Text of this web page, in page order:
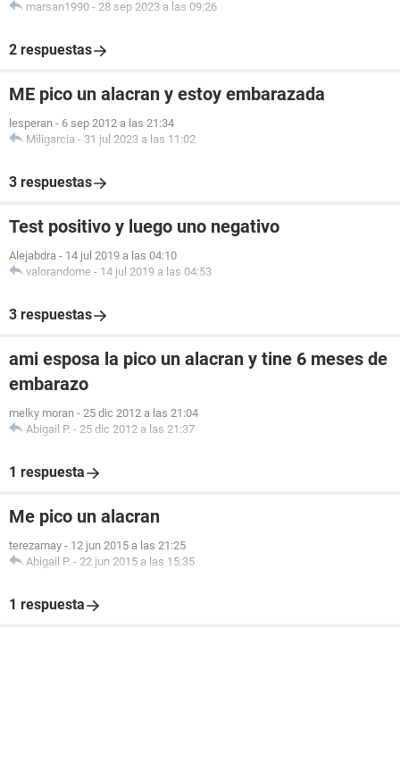
marsan1990 - 28 sep 2023 a las 09:26
2 respuestas
ME pico un alacran y estoy embarazada
lesperan - 6 sep 2012 a las 21:34
Miligarcia - 31 jul 2023 a las 11:02
3 respuestas
Test positivo y luego uno negativo
Alejabdra - 14 jul 2019 a las 04:10
valorandome - 14 jul 2019 a las 04:53
3 respuestas
ami esposa la pico un alacran y tine 6 meses de
embarazo
melky moran - 25 dic 2012 a las 21:04
Abigail P. - 25 dic 2012 a las 21:37
1 respuesta
Me pico un alacran
terezamay - 12 jun 2015 a las 21:25
Abigail P. - 22 jun 2015 a las 15:35
1 respuesta